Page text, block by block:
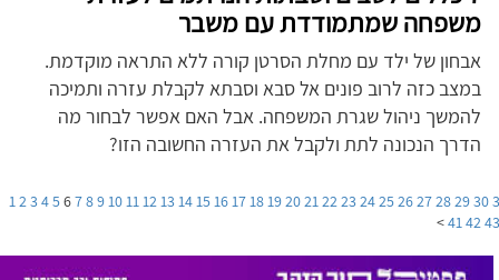
משפחה שמתמודדת עם משבר
אבחון של ילד עם מחלת הסרטן קורה ללא התראה מוקדמת.
במצב כזה לרוב פונים אל סבא וסבתא לקבלת עזרה ותמיכה
להמשך ניהול שגרת המשפחה. אבל האם אפשר לבחור מה
הדרך הנכונה לתת ולקבל את העזרה החשובה הזו?
1 2 3456789 10 11 12 13 14 15 16 17 18 192021 22 2324252627282930
41 42 43
>